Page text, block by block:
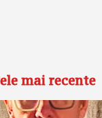
mai recente